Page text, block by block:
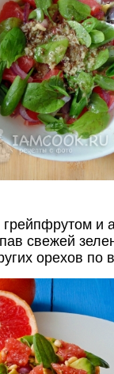
грейпфрутом и
свежей
орехов по